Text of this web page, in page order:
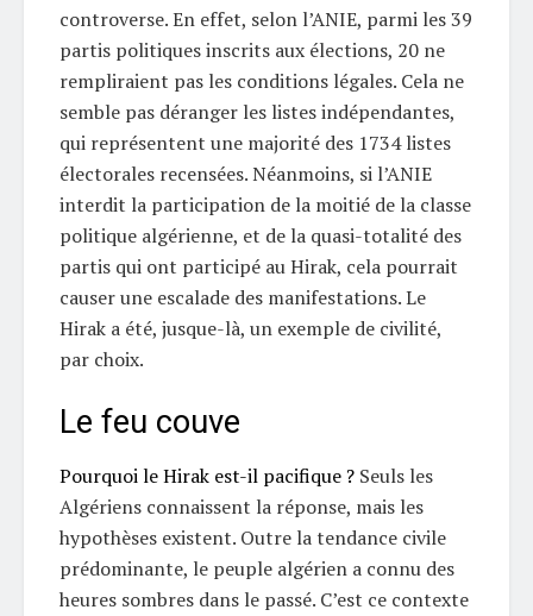
controverse. En effet, selon l’ANIE, parmi les 39
partis politiques inscrits aux élections, 20 ne
rempliraient pas les conditions légales. Cela ne
semble pas déranger les listes indépendantes,
qui représentent une majorité des 1734 listes
électorales recensées. Néanmoins, si l’ANIE
interdit la participation de la moitié de la classe
politique algérienne, et de la quasi-totalité des
partis qui ont participé au Hirak, cela pourrait
causer une escalade des manifestations. Le
Hirak a été, jusque-là, un exemple de civilité,
par choix.
Le feu couve
Pourquoi le Hirak est-il pacifique ? Seuls les
Algériens connaissent la réponse, mais les
hypothèses existent. Outre la tendance civile
prédominante, le peuple algérien a connu des
heures sombres dans le passé. C’est ce contexte